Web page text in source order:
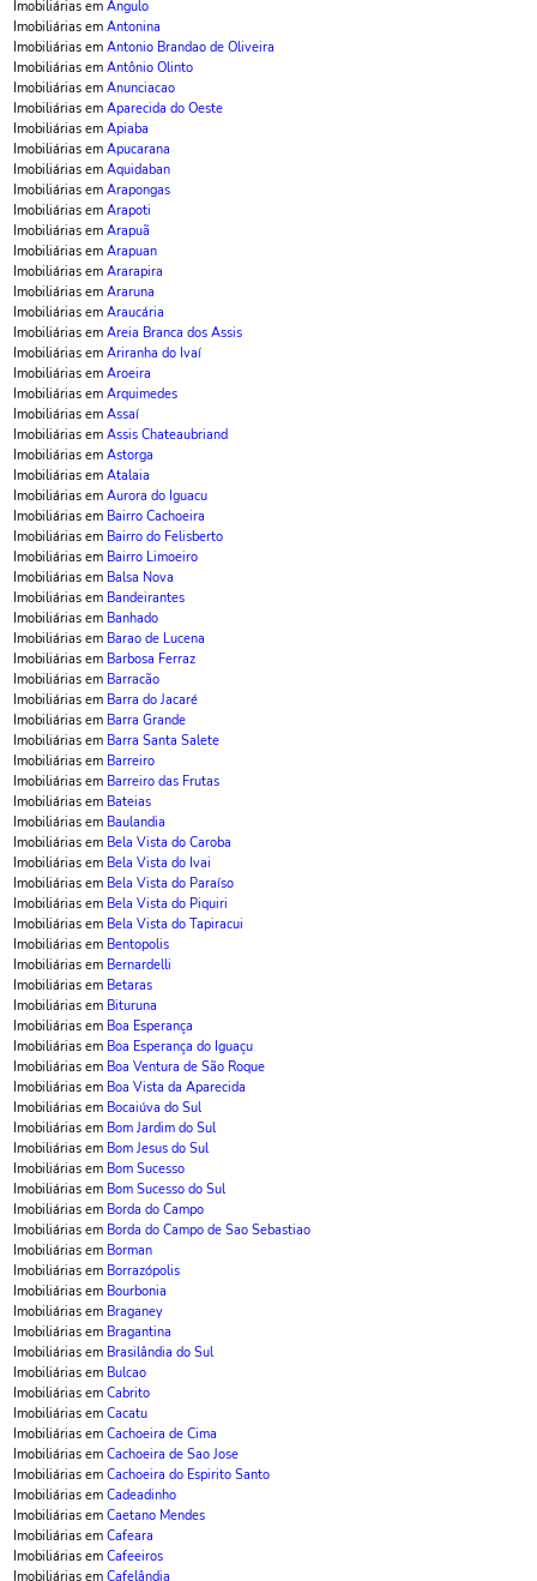
Imobiliárias em Ângulo
Imobiliárias em Antonina
Imobiliárias em Antonio Brandao de Oliveira
Imobiliárias em Antônio Olinto
Imobiliárias em Anunciacao
Imobiliárias em Aparecida do Oeste
Imobiliárias em Apiaba
Imobiliárias em Apucarana
Imobiliárias em Aquidaban
Imobiliárias em Arapongas
Imobiliárias em Arapoti
Imobiliárias em Arapuã
Imobiliárias em Arapuan
Imobiliárias em Ararapira
Imobiliárias em Araruna
Imobiliárias em Araucária
Imobiliárias em Areia Branca dos Assis
Imobiliárias em Ariranha do Ivaí
Imobiliárias em Aroeira
Imobiliárias em Arquimedes
Imobiliárias em Assaí
Imobiliárias em Assis Chateaubriand
Imobiliárias em Astorga
Imobiliárias em Atalaia
Imobiliárias em Aurora do Iguacu
Imobiliárias em Bairro Cachoeira
Imobiliárias em Bairro do Felisberto
Imobiliárias em Bairro Limoeiro
Imobiliárias em Balsa Nova
Imobiliárias em Bandeirantes
Imobiliárias em Banhado
Imobiliárias em Barao de Lucena
Imobiliárias em Barbosa Ferraz
Imobiliárias em Barracão
Imobiliárias em Barra do Jacaré
Imobiliárias em Barra Grande
Imobiliárias em Barra Santa Salete
Imobiliárias em Barreiro
Imobiliárias em Barreiro das Frutas
Imobiliárias em Bateias
Imobiliárias em Baulandia
Imobiliárias em Bela Vista do Caroba
Imobiliárias em Bela Vista do Ivai
Imobiliárias em Bela Vista do Paraíso
Imobiliárias em Bela Vista do Piquiri
Imobiliárias em Bela Vista do Tapiracui
Imobiliárias em Bentopolis
Imobiliárias em Bernardelli
Imobiliárias em Betaras
Imobiliárias em Bituruna
Imobiliárias em Boa Esperança
Imobiliárias em Boa Esperança do Iguaçu
Imobiliárias em Boa Ventura de São Roque
Imobiliárias em Boa Vista da Aparecida
Imobiliárias em Bocaiúva do Sul
Imobiliárias em Bom Jardim do Sul
Imobiliárias em Bom Jesus do Sul
Imobiliárias em Bom Sucesso
Imobiliárias em Bom Sucesso do Sul
Imobiliárias em Borda do Campo
Imobiliárias em Borda do Campo de Sao Sebastiao
Imobiliárias em Borman
Imobiliárias em Borrazópolis
Imobiliárias em Bourbonia
Imobiliárias em Braganey
Imobiliárias em Bragantina
Imobiliárias em Brasilândia do Sul
Imobiliárias em Bulcao
Imobiliárias em Cabrito
Imobiliárias em Cacatu
Imobiliárias em Cachoeira de Cima
Imobiliárias em Cachoeira de Sao Jose
Imobiliárias em Cachoeira do Espirito Santo
Imobiliárias em Cadeadinho
Imobiliárias em Caetano Mendes
Imobiliárias em Cafeara
Imobiliárias em Cafeeiros
Imobiliárias em Cafelândia